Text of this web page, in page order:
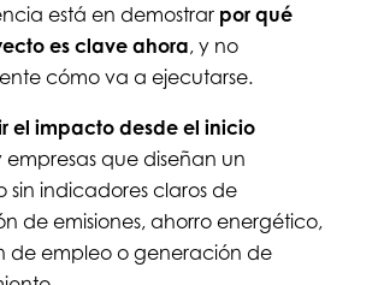
está en demostrar por qué
es clave ahora, y no
cómo va a ejecutarse.
el impacto desde el inicio
empresas que diseñan un
sin indicadores claros de
de emisiones, ahorro energético,
de empleo o generación de